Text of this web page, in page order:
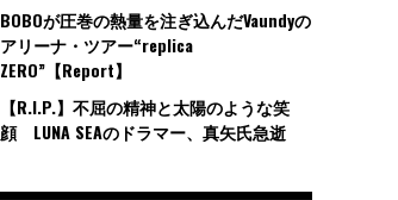
BOBOが圧巻の熱量を注ぎ込んだVaundyの
アリーナ・ツアー“replica
ZERO”【Report】
【R.I.P.】不屈の精神と太陽のような笑
顔 LUNA SEAのドラマー、真矢氏急逝